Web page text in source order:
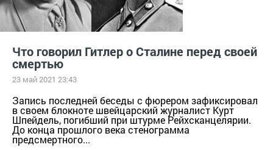
Что говорил Гитлер о Сталине перед своей
смертью
23 май 2021 23:43
Запись последней беседы с фюрером зафиксировал
в своем блокноте швейцарский журналист Курт
Шпейдель, погибший при штурме Рейхсканцелярии.
До конца прошлого века стенограмма
предсмертного...